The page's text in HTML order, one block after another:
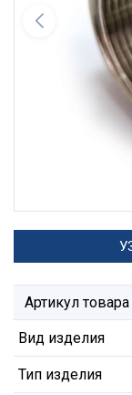
Артикул товара
Вид изделия
Тип изделия